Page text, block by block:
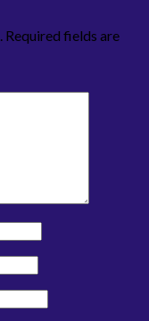
Required fields are